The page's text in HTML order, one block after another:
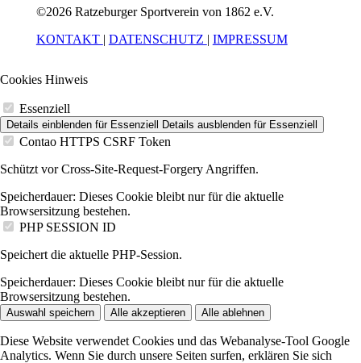
©2026 Ratzeburger Sportverein von 1862 e.V.
KONTAKT | DATENSCHUTZ | IMPRESSUM
Cookies Hinweis
Essenziell
Details einblenden für Essenziell Details ausblenden für Essenziell
Contao HTTPS CSRF Token
Schützt vor Cross-Site-Request-Forgery Angriffen.
Speicherdauer: Dieses Cookie bleibt nur für die aktuelle
Browsersitzung bestehen.
PHP SESSION ID
Speichert die aktuelle PHP-Session.
Speicherdauer: Dieses Cookie bleibt nur für die aktuelle
Browsersitzung bestehen.
Auswahl speichern Alle akzeptieren Alle ablehnen
Diese Website verwendet Cookies und das Webanalyse-Tool Google
Analytics. Wenn Sie durch unsere Seiten surfen, erklären Sie sich